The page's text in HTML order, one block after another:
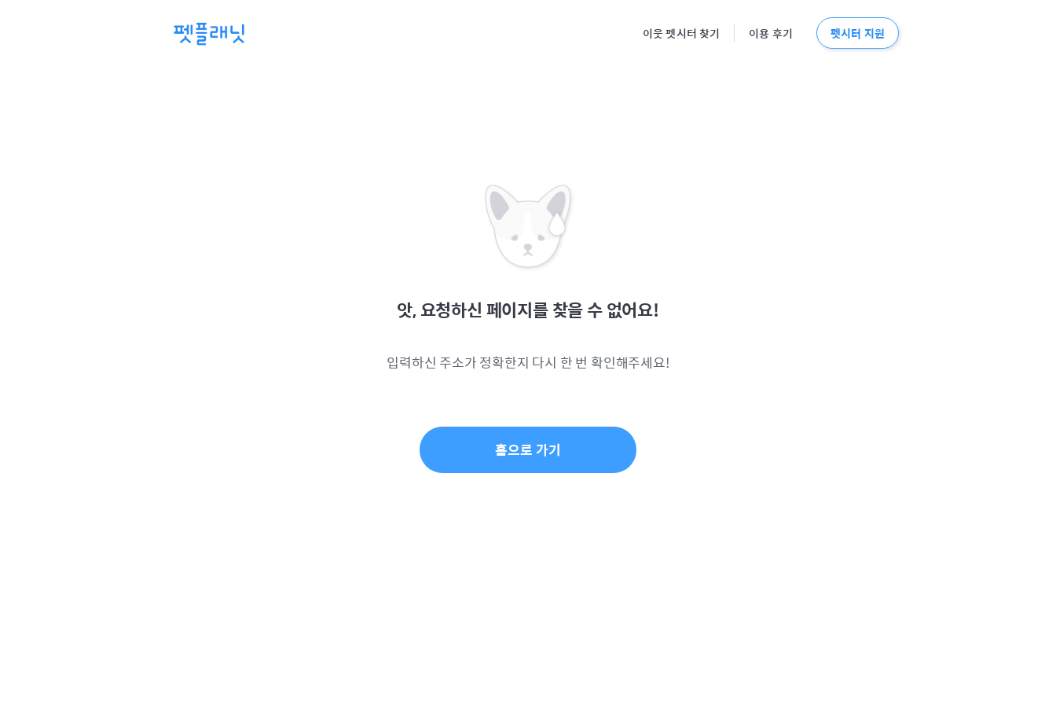
이웃 펫시터 찾기 이용 후기 펫시터 지원
앗, 요청하신 페이지를 찾을 수 없어요!
입력하신 주소가 정확한지 다시 한 번 확인해주세요!
홈으로 가기